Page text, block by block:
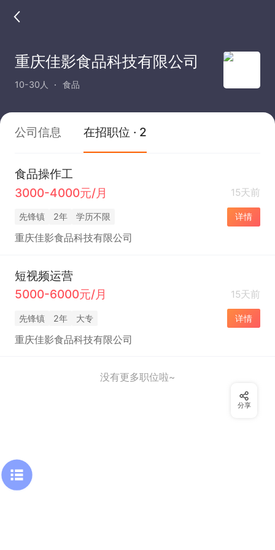
重庆佳影食品科技有限公司
10-30人 食品
公司信息 在招职位 · 2
食品操作工
3000-4000元/月
15天前
先锋镇 2年 学历不限 详情
重庆佳影食品科技有限公司
短视频运营
5000-6000元/月
15天前
先锋镇 2年 大专 详情
重庆佳影食品科技有限公司
没有更多职位啦~
分享